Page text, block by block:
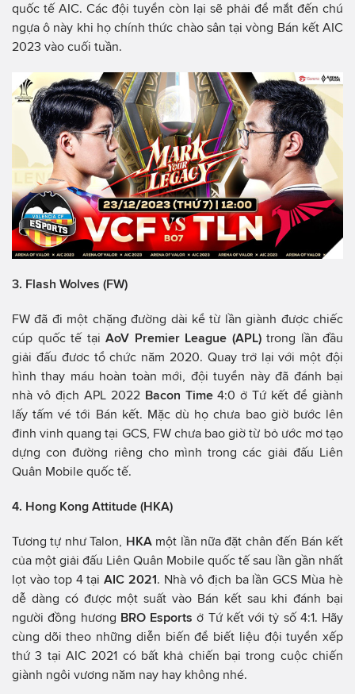
quốc tế AIC. Các đội tuyển còn lại sẽ phải để mắt đến chú
ngựa ô này khi họ chính thức chào sân tại vòng Bán kết AIC
2023 vào cuối tuần.
3. Flash Wolves (FW)
FW đã đi một chặng đường dài kể từ lần giành được chiếc
cúp quốc tế tại AoV Premier League (APL)trong lần đầu
giải đấu đươc tổ chức năm 2020. Quay trở lại với một đội
hình thay máu hoàn toàn mới, đội tuyển này đã đánh bại
nhà vô địch APL 2022 Bacon Time4:0 ở Tứ kết để giành
lấy tấm vé tới Bán kết. Mặc dù họ chưa bao giờ bước lên
đỉnh vinh quang tại GCS, FW chưa bao giờ từ bỏ ước mơ tạo
dựng con đường riêng cho mình trong các giải đấu Liên
Quân Mobile quốc tế.
4. Hong Kong Attitude (HKA)
Tương tự như Talon, HKA một lần nữa đặt chân đến Bán kết
của một giải đấu Liên Quân Mobile quốc tế sau lần gần nhất
lọt vào top 4 tạiAIC 2021. Nhà vô địch ba lần GCS Mùa hè
dễ dàng có được một suất vào Bán kết sau khi đánh bại
người đồng hương BRO Esports ở Tứ kết với tỷ số 4:1. Hãy
cùng dõi theo những diễn biến để biết liệu đội tuyển xếp
thứ 3 tại AIC 2021 có bất khả chiến bại trong cuộc chiến
giành ngôi vương năm nay hay không nhé.